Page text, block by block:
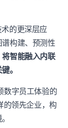
的更深层应
构建、预测性
将智能融入内联
。
数字员工体验的
的领先企业，构